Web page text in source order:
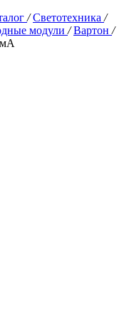
/ Светотехника /
модули / Вартон /